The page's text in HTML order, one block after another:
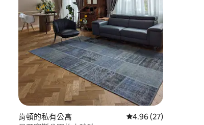
肯頓的私有公寓 從 27 則評價中獲得
4.96 (27)